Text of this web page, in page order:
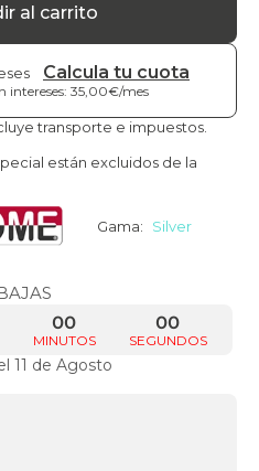
al carrito
Calcula tu cuota
intereses: 35,00€/mes
transporte e impuestos.
están excluidos de la
Gama: Silver
MINUTOS
00
SEGUNDOS
00
11 de Agosto